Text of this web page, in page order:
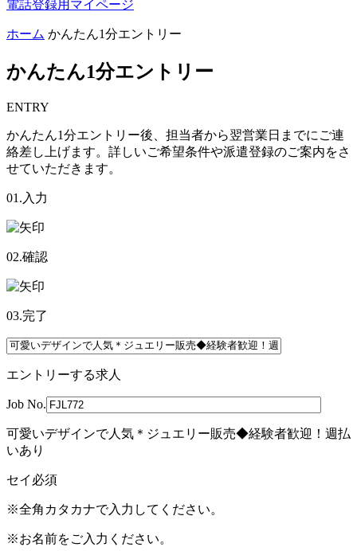
電話登録用マイページ
ホーム かんたん1分エントリー
かんたん1分エントリー
ENTRY
かんたん1分エントリー後、担当者から翌営業日までにご連
絡差し上げます。詳しいご希望条件や派遣登録のご案内をさ
せていただきます。
01.入力
02.確認
03.完了
エントリーする求人
Job No.
可愛いデザインで人気＊ジュエリー販売◆経験者歓迎！週払
いあり
セイ 必須
※全角カタカナで入力してください。
※お名前をご入力ください。